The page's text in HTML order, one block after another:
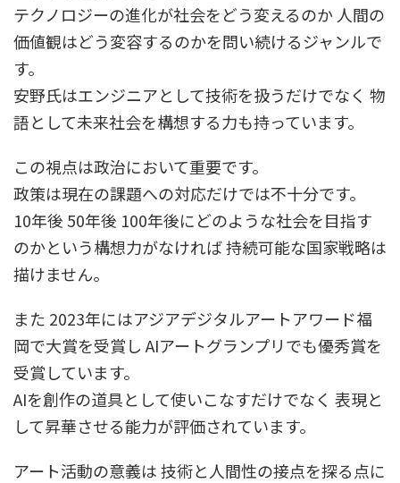
テクノロジーの進化が社会をどう変えるのか 人間の
価値観はどう変容するのかを問い続けるジャンルで
す。
安野氏はエンジニアとして技術を扱うだけでなく 物
語として未来社会を構想する力も持っています。
この視点は政治において重要です。
政策は現在の課題への対応だけでは不十分です。
10年後 50年後 100年後にどのような社会を目指す
のかという構想力がなければ 持続可能な国家戦略は
描けません。
また 2023年にはアジアデジタルアートアワード福
岡で大賞を受賞し AIアートグランプリでも優秀賞を
受賞しています。
AIを創作の道具として使いこなすだけでなく 表現と
して昇華させる能力が評価されています。
アート活動の意義は 技術と人間性の接点を探る点に